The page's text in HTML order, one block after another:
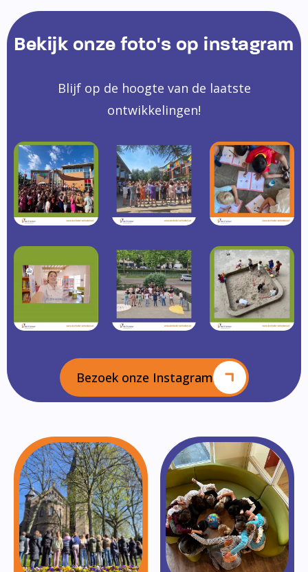
Bekijk onze foto's op instagram
Blijf op de hoogte van de laatste
ontwikkelingen!
Bezoek onze Instagram